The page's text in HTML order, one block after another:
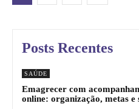
Posts Recentes
SAÚDE
Emagrecer com
online: organização, metas e